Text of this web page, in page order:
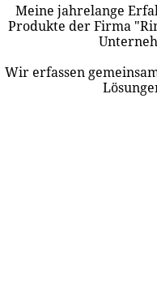
Meine jahrelange
Produkte der Firma
Wir erfassen